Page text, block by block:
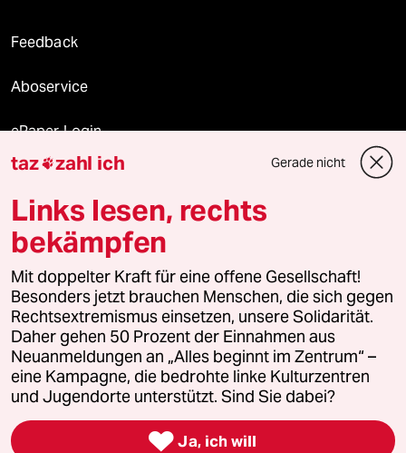
Feedback
Aboservice
ePaper Login
Downloads für Abonnierende
© 2026 taz Verlags und Vertriebs GmbH
Alle Rechte vorbehalten. Bei rechtlichen Fragen oder für Genehmigungen
wenden Sie sich bitte an
lizenzen@taz.de
Feedback Redaktionsstatut Kommune-Richtlinien
Leitlinie Informant Datenschutz Impressum AGB
Seitenwende Einwilligungen widerrufen (Ads)
taz zahl ich Gerade nicht
Links lesen, rechts
bekämpfen
Mit doppelter Kraft für eine offene Gesellschaft!
Besonders jetzt brauchen Menschen, die sich gegen
Rechtsextremismus einsetzen, unsere Solidarität.
Daher gehen 50 Prozent der Einnahmen aus
Neuanmeldungen an „Alles beginnt im Zentrum“ –
eine Kampagne, die bedrohte linke Kulturzentren
und Jugendorte unterstützt. Sind Sie dabei?
 Ja, ich will